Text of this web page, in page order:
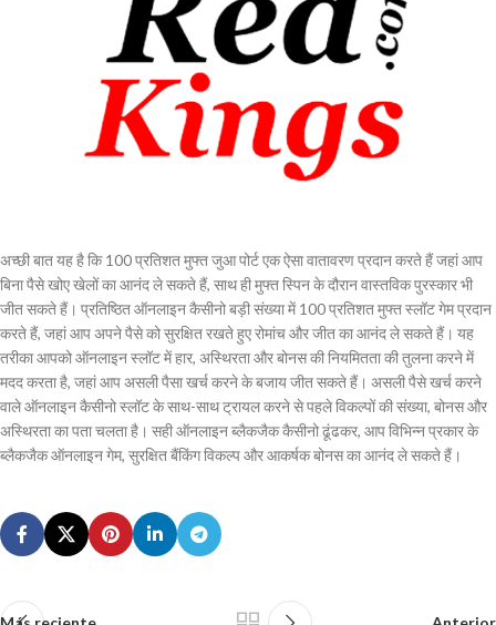
अच्छी बात यह है कि 100 प्रतिशत मुफ्त जुआ पोर्ट एक ऐसा वातावरण प्रदान करते हैं जहां आप
बिना पैसे खोए खेलों का आनंद ले सकते हैं, साथ ही मुफ्त स्पिन के दौरान वास्तविक पुरस्कार भी
जीत सकते हैं। प्रतिष्ठित ऑनलाइन कैसीनो बड़ी संख्या में 100 प्रतिशत मुफ्त स्लॉट गेम प्रदान
करते हैं, जहां आप अपने पैसे को सुरक्षित रखते हुए रोमांच और जीत का आनंद ले सकते हैं। यह
तरीका आपको ऑनलाइन स्लॉट में हार, अस्थिरता और बोनस की नियमितता की तुलना करने में
मदद करता है, जहां आप असली पैसा खर्च करने के बजाय जीत सकते हैं। असली पैसे खर्च करने
वाले ऑनलाइन कैसीनो स्लॉट के साथ-साथ ट्रायल करने से पहले विकल्पों की संख्या, बोनस और
अस्थिरता का पता चलता है। सही ऑनलाइन ब्लैकजैक कैसीनो ढूंढकर, आप विभिन्न प्रकार के
ब्लैकजैक ऑनलाइन गेम, सुरक्षित बैंकिंग विकल्प और आकर्षक बोनस का आनंद ले सकते हैं।